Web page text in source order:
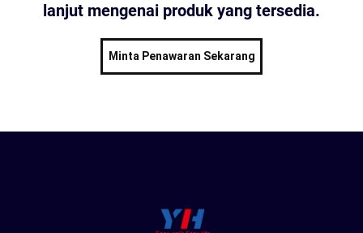
lanjut mengenai produk yang tersedia.
Minta Penawaran Sekarang